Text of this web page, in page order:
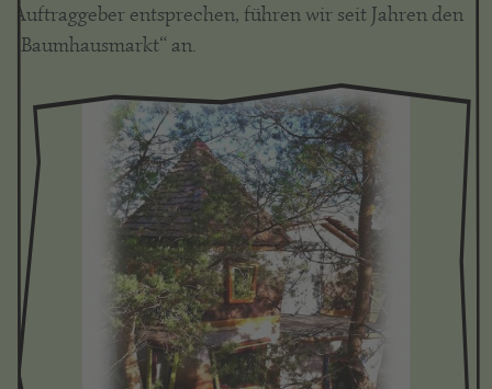
Auftraggeber entsprechen, führen wir seit Jahren den
„Baumhausmarkt“ an.